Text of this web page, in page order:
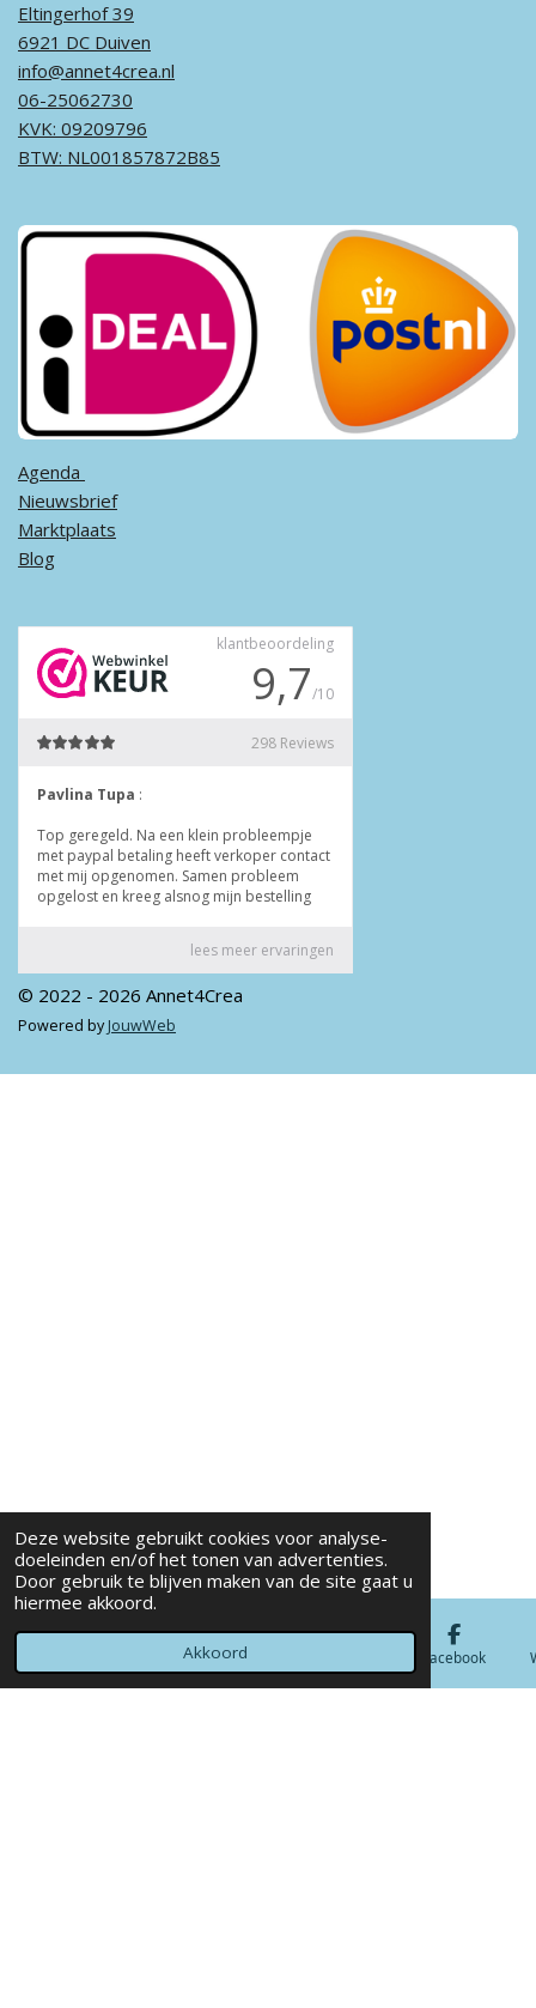
Deze website gebruikt cookies voor analyse-
doeleinden en/of het tonen van advertenties.
Door gebruik te blijven maken van de site gaat u
hiermee akkoord.
Akkoord
Eltingerhof 39
6921 DC Duiven
info@annet4crea.nl
06-25062730
KVK: 09209796
BTW: NL001857872B85
Agenda ​
Nieuwsbrief
Marktplaats
Blog
© 2022 - 2026 Annet4Crea
Powered by JouwWeb
Telefoonnummer Facebook